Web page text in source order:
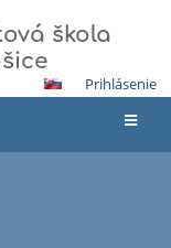
škola
Prihlásenie